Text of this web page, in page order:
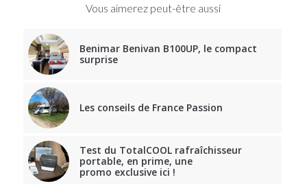
Vous aimerez peut-être aussi
Benimar Benivan B100UP, le compact
surprise
Les conseils de France Passion
Test du TotalCOOL rafraîchisseur
portable, en prime, une
promo exclusive ici !